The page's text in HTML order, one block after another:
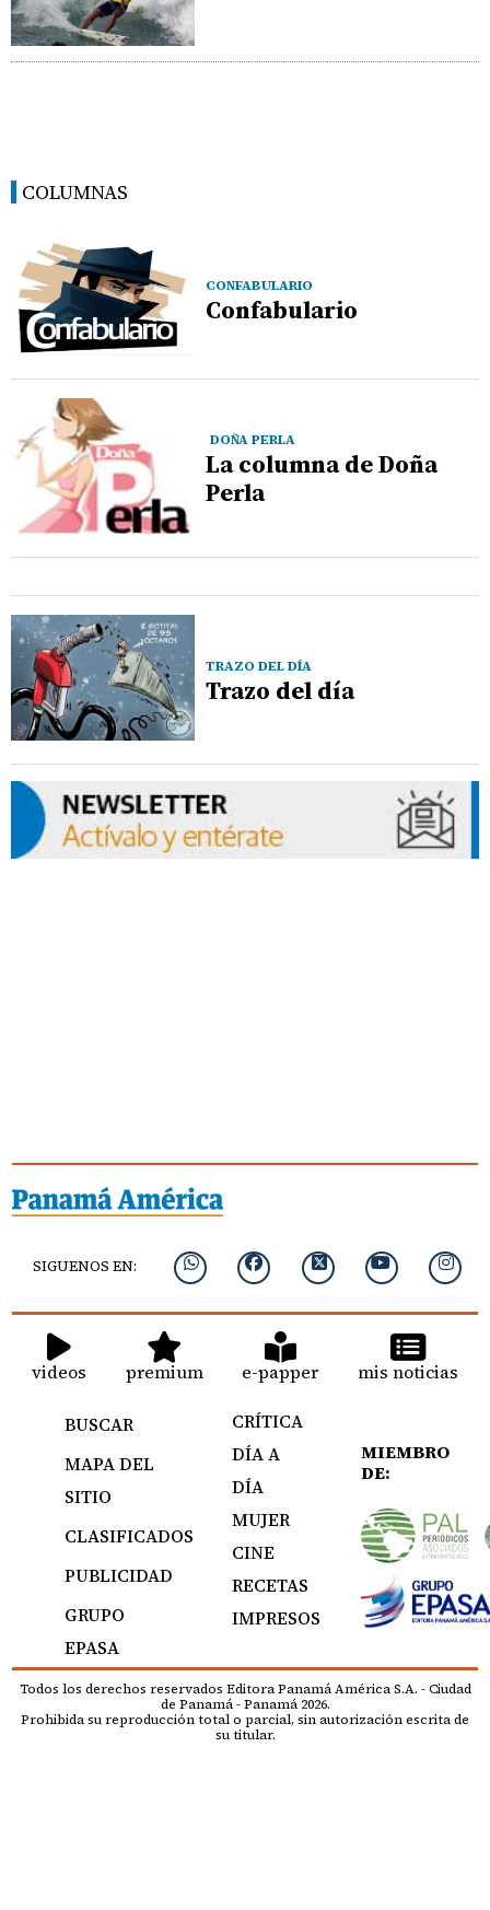
COLUMNAS
CONFABULARIO
Confabulario
DOÑA PERLA
La columna de Doña
Perla
TRAZO DEL DÍA
Trazo del día
SIGUENOS EN:
videos premium e-papper mis noticias
BUSCAR
MAPA DEL
SITIO
CLASIFICADOS
PUBLICIDAD
GRUPO
EPASA
CRÍTICA
DÍA A
DÍA
MUJER
CINE
RECETAS
IMPRESOS
MIEMBRO
DE:
Todos los derechos reservados Editora Panamá América S.A. - Ciudad
de Panamá - Panamá 2026.
Prohibida su reproducción total o parcial, sin autorización escrita de
su titular.